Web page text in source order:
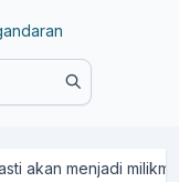
milikmu... Dan apa